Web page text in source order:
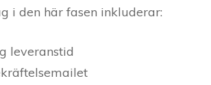
i den här fasen inkluderar:
leveranstid